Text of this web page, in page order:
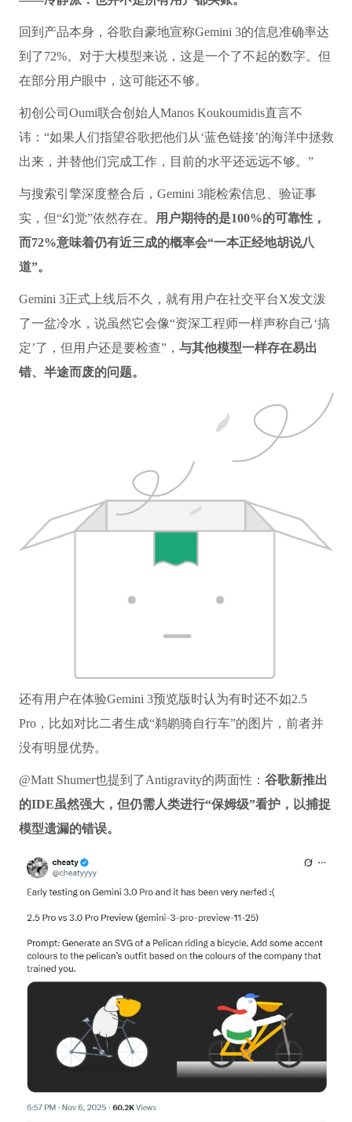
回到产品本身，谷歌自豪地宣称Gemini 3的信息准确率达
到了72%。对于大模型来说，这是一个了不起的数字。但
在部分用户眼中，这可能还不够。
初创公司Oumi联合创始人Manos Koukoumidis直言不
讳：“如果人们指望谷歌把他们从‘蓝色链接’的海洋中拯救
出来，并替他们完成工作，目前的水平还远远不够。”
与搜索引擎深度整合后，Gemini 3能检索信息、验证事
实，但“幻觉”依然存在。
用户期待的是100%的可靠性，
而72%意味着仍有近三成的概率会“一本正经地胡说八
道”。
Gemini 3正式上线后不久，就有用户在社交平台X发文泼
了一盆冷水，说虽然它会像“资深工程师一样声称自己‘搞
定’了，但用户还是要检查”， 与其他模型一样存在易出
错、半途而废的问题。
还有用户在体验Gemini 3预览版时认为有时还不如2.5
Pro，比如对比二者生成“鹈鹕骑自行车”的图片，前者并
没有明显优势。
@Matt Shumer也提到了Antigravity的两面性： 谷歌新推出
的IDE虽然强大，但仍需人类进行“保姆级”看护，以捕捉
模型遗漏的错误。